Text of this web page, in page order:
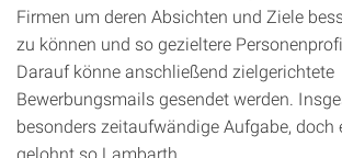
Firmen um deren Absichten und Ziele
zu können und so gezieltere
Darauf könne anschließend zielgerichtete
Bewerbungsmails gesendet werden.
besonders zeitaufwändige Aufgabe, doch
gelohnt so Lambarth.